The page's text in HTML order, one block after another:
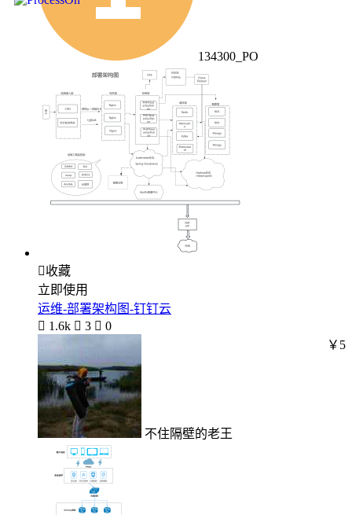
134300_PO
收藏
立即使用
运维-部署架构图-钉钉云
 1.6k  3  0
不住隔壁的老王
￥5